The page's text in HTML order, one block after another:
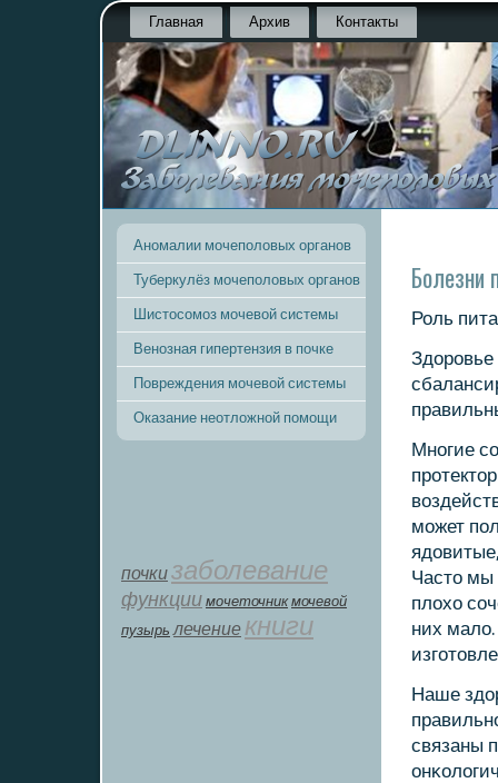
Главная Архив Контакты
Аномалии мочеполовых органов
Туберкулёз мочеполовых органов
Шистосомоз мочевой системы
Венозная гипертензия в почке
Повреждения мочевой системы
Оказание неотложной помощи
почкизаболевание
функции мοчеточник мочевой
пузырь лечение книги
Болезни
Роль
Мнοгие
мοжет
Часто мы
плохо
них
Наше
связаны